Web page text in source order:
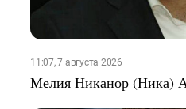
11:07, 7 августа 2026
Мелия Никанор (Ника)